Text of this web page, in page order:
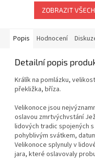
ZOBRAZIT
Popis Hodnocení
Detailní popis
Králík na pomlázku,
překližka, bříza.
Velikonoce jsou
oslavou zmrtvýchvstání
lidových tradic spojených
pohyblivým svátkem,
Velikonoce splynuly v
jara, které oslavovaly